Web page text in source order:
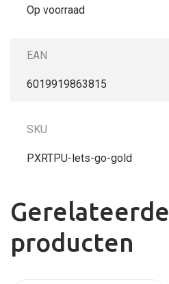
Op voorraad
EAN
6019919863815
SKU
PXRTPU-lets-go-gold
Gerelateerde
producten